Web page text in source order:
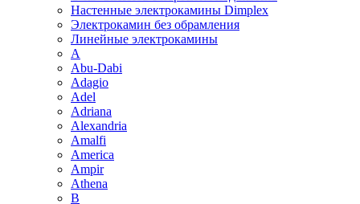
Настенные электрокамины Dimplex
Электрокамин без обрамления
Линейные электрокамины
A
Abu-Dabi
Adagio
Adel
Adriana
Alexandria
Amalfi
America
Ampir
Athena
B